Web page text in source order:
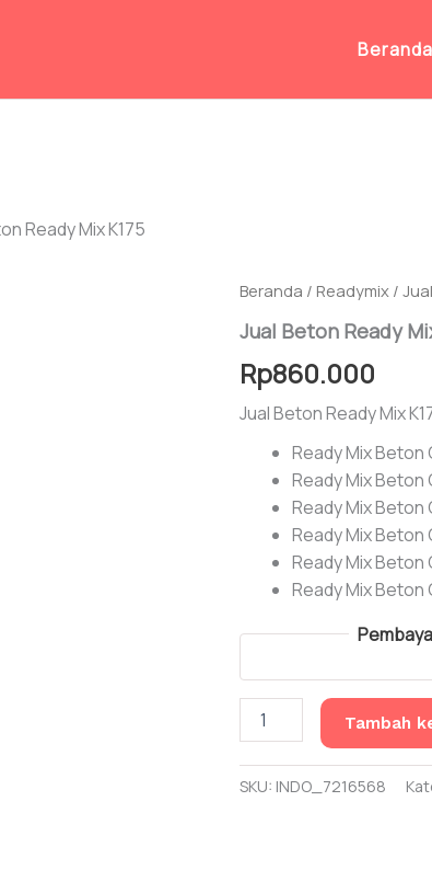
Beranda
Ready Mix K175
Beranda / Readymix /
Jual Beton Ready
Rp860.000
Jual Beton Ready Mix
Ready Mix Beton
Ready Mix Beton
Ready Mix Beton
Ready Mix Beton
Ready Mix Beton
Ready Mix Beton
Jual
Ready
Mix
Tambah
SKU: INDO_7216568